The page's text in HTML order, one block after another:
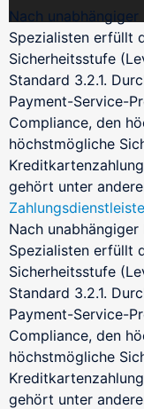
BaFin-konforme
Pay-by-Link
Zahlungen
Virtuelles
Offline-
Anrufen und
Zahlungen
NovalPay
Online/In-Store/
Nahtloser
Nahtlose
Single Sign-On
Erschließen Sie
SSO
PCI-ASV-
Schützen Sie Ihr
Kunden
Verwaltung
Alles in Ihrer
Communities
Nach
Spezialisten erfüllt
Sicherheitsstufe
Standard 3.2.1.
Payment-Service-
Compliance, den
höchstmögliche
gehört unter
Nach
Spezialisten erfüllt
Sicherheitsstufe
Standard 3.2.1.
Payment-Service-
Compliance, den
höchstmögliche
gehört unter